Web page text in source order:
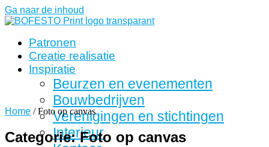
Ga naar de inhoud
Patronen
Creatie realisatie
Inspiratie
Beurzen en evenementen
Bouwbedrijven
Verenigingen en stichtingen
Interieur
Home / Foto op canvas
Categorie: Foto op canvas